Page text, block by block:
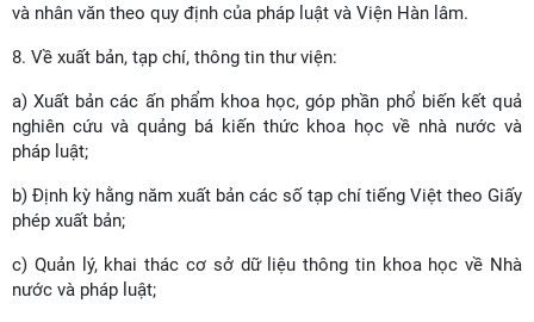
và nhân văn theo quy định của pháp luật và Viện Hàn lâm.
8. Về xuất bản, tạp chí, thông tin thư viện:
a) Xuất bản các ấn phẩm khoa học, góp phần phổ biến kết quả
nghiên cứu và quảng bá kiến thức khoa học về nhà nước và
pháp luật;
b) Định kỳ hằng năm xuất bản các số tạp chí tiếng Việt theo Giấy
phép xuất bản;
c) Quản lý, khai thác cơ sở dữ liệu thông tin khoa học về Nhà
nước và pháp luật;